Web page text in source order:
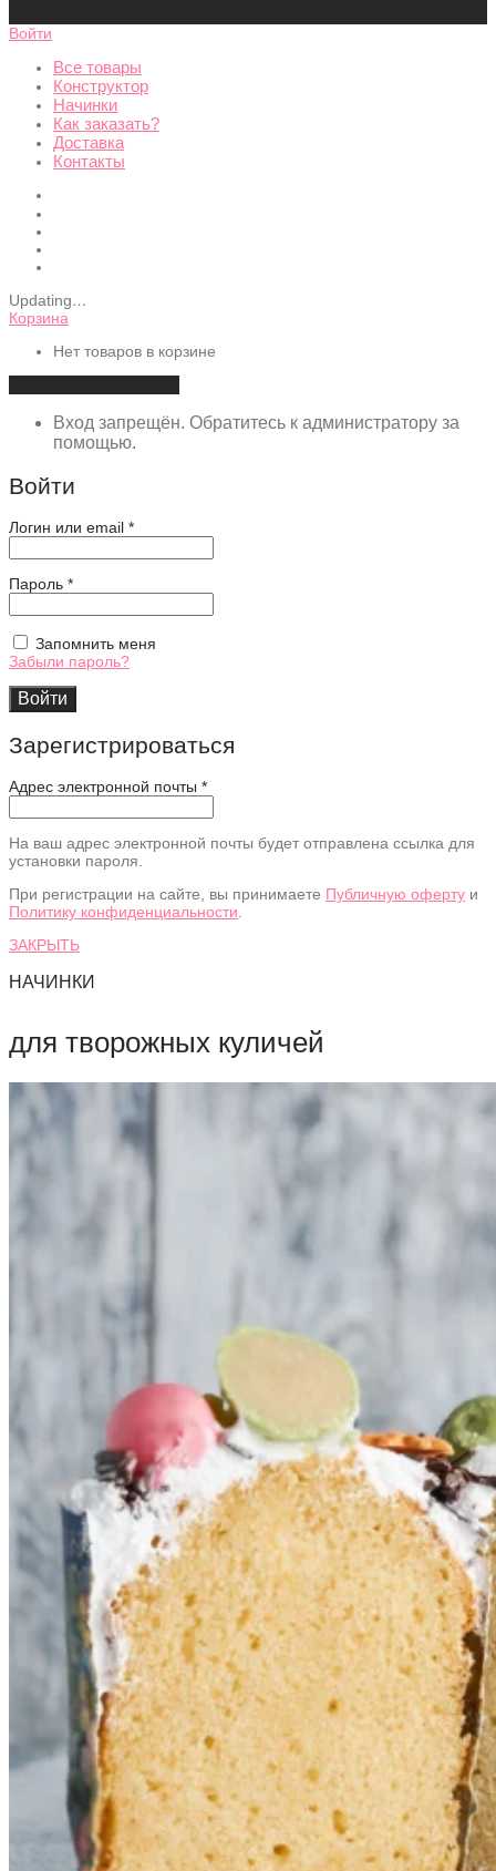
Войти
Все товары
Конструктор
Начинки
Как заказать?
Доставка
Контакты
Updating…
Корзина
Нет товаров в корзине
Вход запрещён. Обратитесь к администратору за
помощью.
Войти
Логин или email *Обязательно
Пароль *Обязательно
Запомнить меня
Забыли пароль?
Войти
Зарегистрироваться
Адрес электронной почты *
На ваш адрес электронной почты будет отправлена ссылка для
установки пароля.
При регистрации на сайте, вы принимаете Публичную оферту и
Политику конфиденциальности
ЗАКРЫТЬ
НАЧИНКИ
для творожных куличей